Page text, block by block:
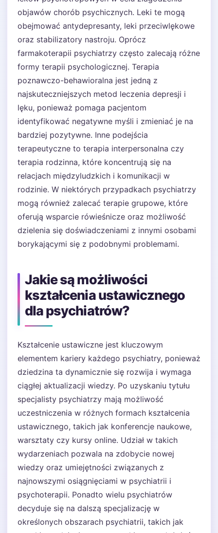
objawów chorób psychicznych. Leki te mogą
obejmować antydepresanty, leki przeciwlękowe
oraz stabilizatory nastroju. Oprócz
farmakoterapii psychiatrzy często zalecają różne
formy terapii psychologicznej. Terapia
poznawczo-behawioralna jest jedną z
najskuteczniejszych metod leczenia depresji i
lęku, ponieważ pomaga pacjentom
identyfikować negatywne myśli i zmieniać je na
bardziej pozytywne. Inne podejścia
terapeutyczne to terapia interpersonalna czy
terapia rodzinna, które koncentrują się na
relacjach międzyludzkich i komunikacji w
rodzinie. W niektórych przypadkach psychiatrzy
mogą również zalecać terapie grupowe, które
oferują wsparcie rówieśnicze oraz możliwość
dzielenia się doświadczeniami z innymi osobami
borykającymi się z podobnymi problemami.
Jakie są możliwości
kształcenia ustawicznego
dla psychiatrów?
Kształcenie ustawiczne jest kluczowym
elementem kariery każdego psychiatry, ponieważ
dziedzina ta dynamicznie się rozwija i wymaga
ciągłej aktualizacji wiedzy. Po uzyskaniu tytułu
specjalisty psychiatrzy mają możliwość
uczestniczenia w różnych formach kształcenia
ustawicznego, takich jak konferencje naukowe,
warsztaty czy kursy online. Udział w takich
wydarzeniach pozwala na zdobycie nowej
wiedzy oraz umiejętności związanych z
najnowszymi osiągnięciami w psychiatrii i
psychoterapii. Ponadto wielu psychiatrów
decyduje się na dalszą specjalizację w
określonych obszarach psychiatrii, takich jak